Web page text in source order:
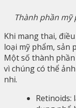
Thành phần
Khi mang thai,
loại mỹ phẩm, sản
Một số thành
vì chúng có thể
nhi.
Retinoids: